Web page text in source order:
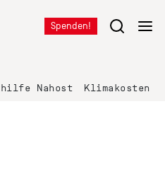
Spenden!
Nahost Klimakosten